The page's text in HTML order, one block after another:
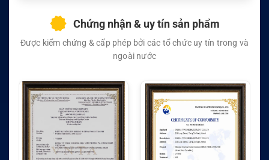
Chứng nhận & uy tín sản phẩm
Được kiểm chứng & cấp phép bởi các tổ chức uy tín trong và
ngoài nước